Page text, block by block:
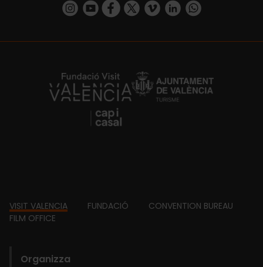
https://www.instagram.com/visit_valencia/
https://www.youtube.com/user/
https://www.facebook.com/
https://twitter.com/VisitaValencia
https://vimeo.com/
https://www.linkedin.com/company/turismo-valencia/https://api.whatsapp.com/send/
https://fundacion.visitvalencia.com/
Footer
VISIT VALENCIA FUNDACIÓ
CONVENTION BUREAU
FILM OFFICE
Organizza